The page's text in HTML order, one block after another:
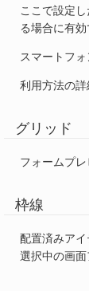
ここで設定
る場合に有効
スマートフ
利用方法の
グリッド
フォームプレ
枠線
配置済みアイ
選択中の画